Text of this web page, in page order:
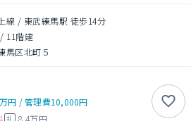
線 / 東武練馬駅 徒歩14分
/ 11階建
馬区北町５
万円 /管理費10,000円
礼 8.4万円